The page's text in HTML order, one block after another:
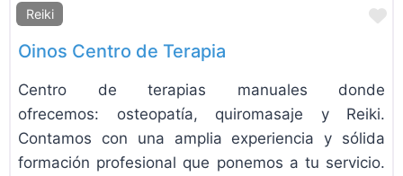
Reiki
Oinos Centro de Terapia
Centro de terapias manuales donde
ofrecemos: osteopatía, quiromasaje y Reiki.
Contamos con una amplia experiencia y sólida
formación profesional que ponemos a tu servicio.